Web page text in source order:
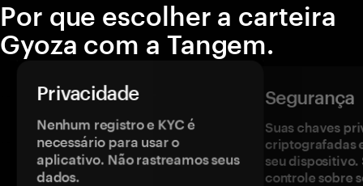
Por que escolher a carteira
Gyoza com a Tangem.
Privacidade
Nenhum registro e KYC é
necessário para usar o
aplicativo. Não rastreamos seus
dados.
Segurança
Suas chaves
criptografadas
seu dispositivo.
controle sobre